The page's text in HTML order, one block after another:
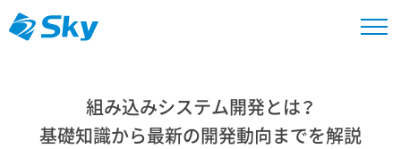
組み込みシステム開発とは？
基礎知識から最新の開発動向までを解説